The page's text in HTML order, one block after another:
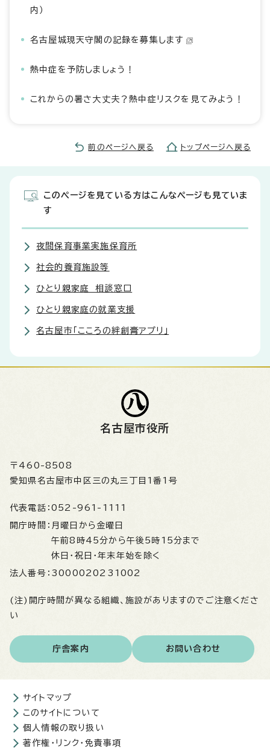
内）
名古屋城現天守閣の記録を募集します
熱中症を予防しましょう！
これからの暑さ大丈夫？熱中症リスクを見てみよう！
前のページへ戻る トップページへ戻る
このページを見ている方はこんなページも見ていま
す
夜間保育事業実施保育所
社会的養育施設等
ひとり親家庭 相談窓口
ひとり親家庭の就業支援
名古屋市「こころの絆創膏アプリ」
名古屋市役所
〒460-8508
愛知県名古屋市中区三の丸三丁目1番1号
代表電話： 052-961-1111
開庁時間： 月曜日から金曜日
午前8時45分から午後5時15分まで
休日・祝日・年末年始を除く
法人番号： 3000020231002
(注)開庁時間が異なる組織、施設がありますのでご注意くださ
い
庁舎案内 お問い合わせ
サイトマップ
このサイトについて
個人情報の取り扱い
著作権・リンク・免責事項